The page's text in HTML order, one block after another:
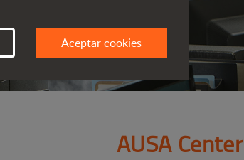
AUSA Center
Aceptar cookies